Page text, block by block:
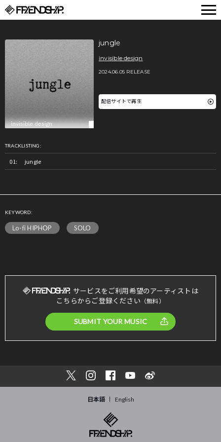
jungle
invisible design
2024.06.05 RELEASE
配信サイトで再生
TRACKLISTING:
jungle
KEYWORD:
Lo-fi HIPHOP SOLO
サービスをご利用希望のアーティストは
こちらからご登録ください （無料）
SUBMIT YOUR MUSIC
日本語 English